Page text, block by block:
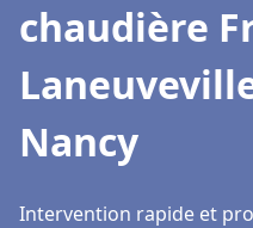
chaudière
Nancy
Intervention rapide et